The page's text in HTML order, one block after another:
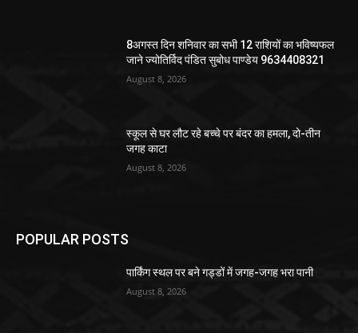
8अगस्त दिन शनिवार का सभी 12 राशियों का भविष्यफल
जाने ज्योतिर्विद पंडित सुबोध पाण्डेय 9634408321
August 8, 2026
स्कूल से घर लौट रहे बच्चे पर बंदर का हमला, दो-तीन
जगह काटा
August 8, 2026
POPULAR POSTS
पार्किंग स्थल पर बने गड्डों में जगह-जगह भरा पानी
August 8, 2026